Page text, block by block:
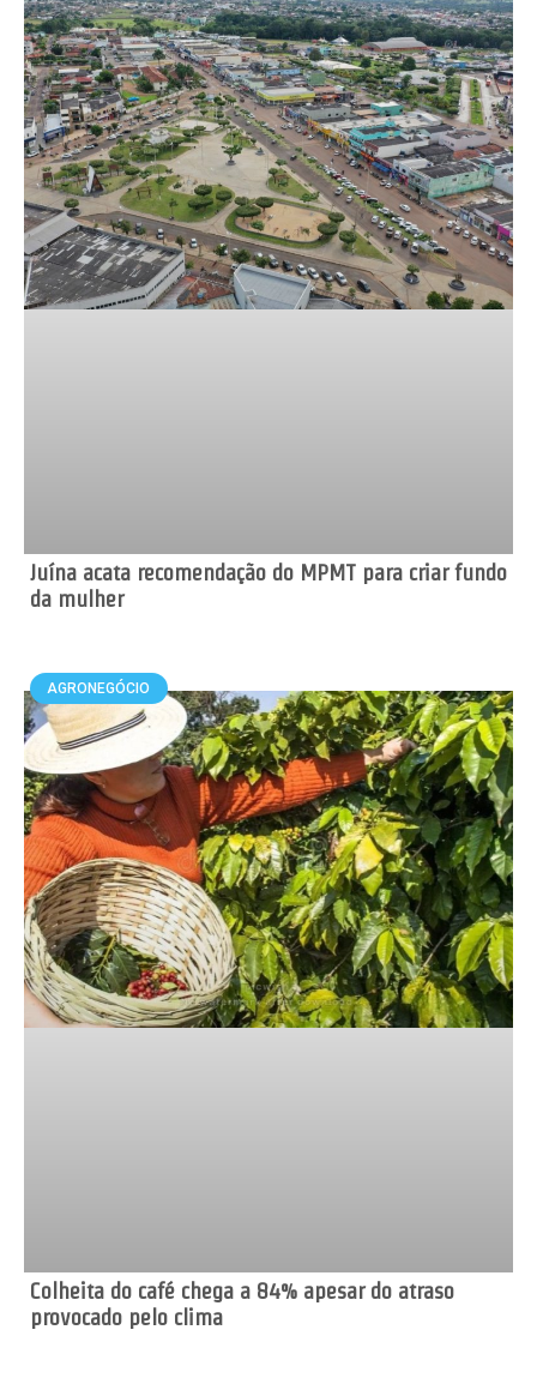
Juína acata recomendação do MPMT para criar fundo
da mulher
AGRONEGÓCIO
Colheita do café chega a 84% apesar do atraso
provocado pelo clima